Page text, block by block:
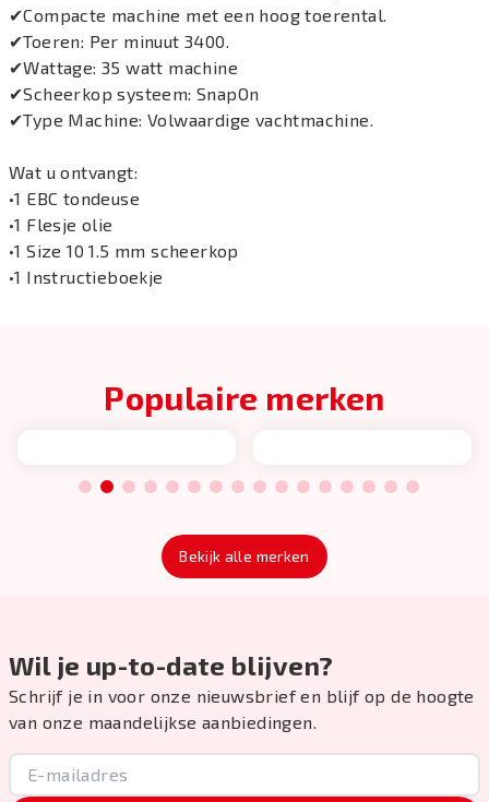
✔Compacte machine met een hoog toerental.
✔Toeren: Per minuut 3400.
✔Wattage: 35 watt machine
✔Scheerkop systeem: SnapOn
✔Type Machine: Volwaardige vachtmachine.
Wat u ontvangt:
•1 EBC tondeuse
•1 Flesje olie
•1 Size 10 1.5 mm scheerkop
•1 Instructieboekje
Populaire merken
1 2 3 4 5 6 7 8 9 10 11 12 13 14 15 16
Bekijk alle merken
Wil je up-to-date blijven?
Schrijf je in voor onze nieuwsbrief en blijf op de hoogte
van onze maandelijkse aanbiedingen.